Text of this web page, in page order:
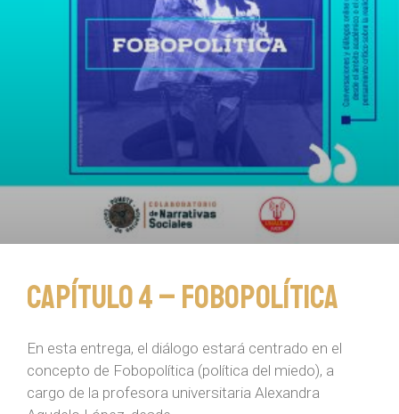
Capítulo 4 – Fobopolítica
En esta entrega, el diálogo estará centrado en el
concepto de Fobopolítica (política del miedo), a
cargo de la profesora universitaria Alexandra